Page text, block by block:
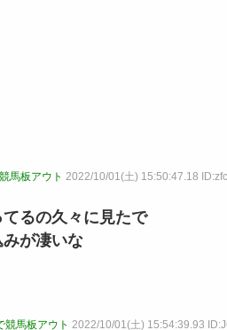
馬板アウト 2022/10/01(土) 15:50:47.18
るの久々に見たで
が凄いな
競馬板アウト 2022/10/01(土) 15:54:39.93